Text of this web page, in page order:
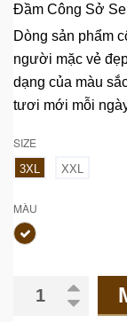
Đầm Công Sở
Dòng sản phẩm
người mặc vẻ
dạng của màu
tươi mới mỗi
SIZE
3XL XXL
MÀU